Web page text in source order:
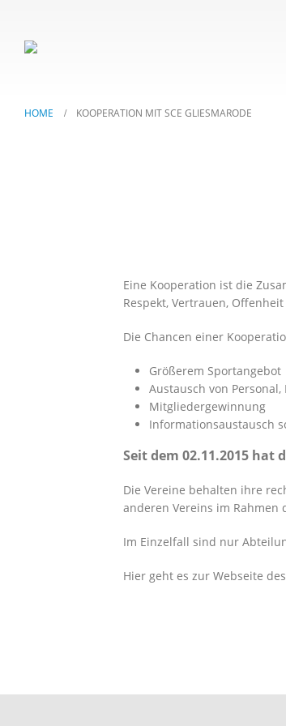
HOME KOOPERATION MIT SCE GLIESMARODE
Eine Kooperation ist die
Respekt, Vertrauen,
Die Chancen einer
Größerem Sportangebot
Austausch von
Mitgliedergewinnung
Informationsaustausch
Seit dem 02.11.2015 hat
Die Vereine behalten ihre
anderen Vereins im Rahmen
Im Einzelfall sind nur
Hier geht es zur Webseite des